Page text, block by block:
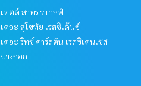
เทตต์ สาทร ทเวลฟ์
เดอะ สุโขทัย เรสซิเด้นซ์
เดอะ ริทซ์ คาร์ลตัน เรสซิเดนเซส
บางกอก